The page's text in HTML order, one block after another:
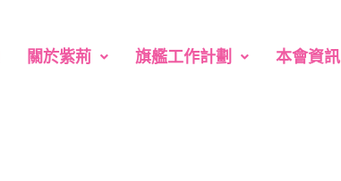
關於紫荊 旗艦工作計劃 本會資訊